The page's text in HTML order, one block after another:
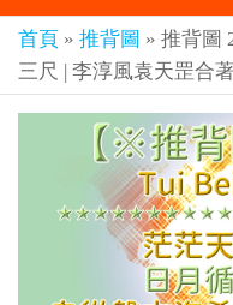
首頁 » 推背圖 » 推背圖
三尺 | 李淳風袁天罡合著